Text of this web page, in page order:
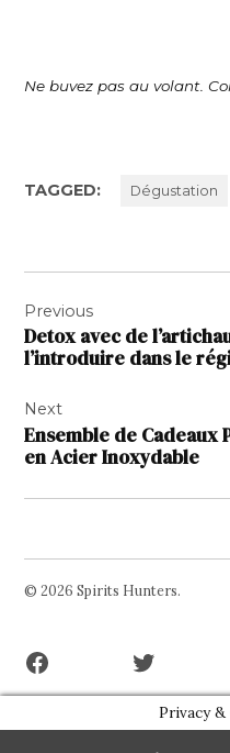
Ne buvez pas au volant.
TAGGED: Dégustation
de
l’article
Previous
Detox avec de
l’introduire dans le
Next
Ensemble de Cadeaux
en Acier Inoxydable
© 2026 Spirits Hunters.
Privacy &